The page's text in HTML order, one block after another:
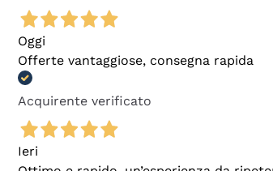
Oggi
Offerte vantaggiose, consegna rapida
Acquirente verificato
Ieri